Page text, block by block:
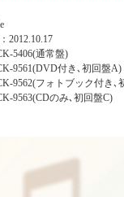
2012.10.17
5406(通常盤)
9561(DVD付き､初回盤A)
9562(フォトブック付き､
9563(CDのみ､初回盤C)